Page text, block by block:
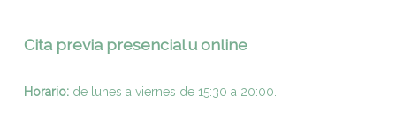
Cita previa presencial u online
Horario:de lunes a viernes de 15:30 a 20:00.